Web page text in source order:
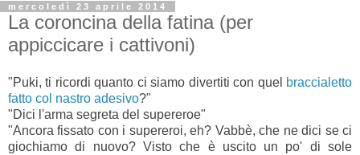
mercoledì 23 aprile 2014
La coroncina della fatina (per
appiccicare i cattivoni)
"Puki, ti ricordi quanto ci siamo divertiti con quel braccialetto
fatto col nastro adesivo?"
"Dici l'arma segreta del supereroe"
"Ancora fissato con i supereroi, eh? Vabbè, che ne dici se ci
giochiamo di nuovo? Visto che è uscito un po' di sole